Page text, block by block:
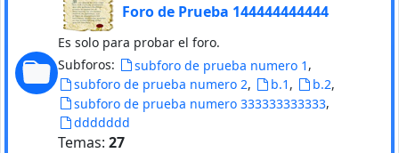
Foro de Prueba 144444444444
Es solo para probar el foro.
Subforos:
subforo de prueba numero 1 ,
subforo de prueba numero 2, b.1 , b.2,
subforo de prueba numero 333333333333,
ddddddd
Temas: 27